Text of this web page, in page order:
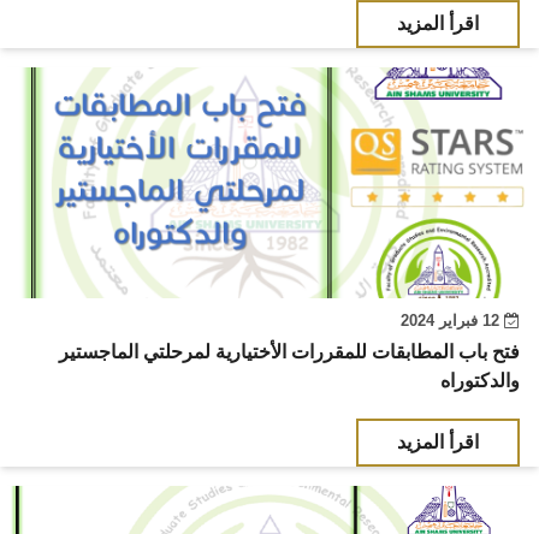
اقرأ المزيد
فتح باب المطابقات للمقررات الأختيارية لمرحلتي الماجستير
والدكتوراه
اقرأ المزيد